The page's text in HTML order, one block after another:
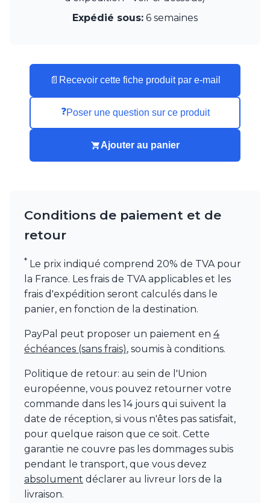
Original BTC
Quintiesse
Robers
Royal Botania
Sedap
Trilum
TUNTO
Vincent Sheppard
Visual Comfort&Co.
Watsberg
Expédié sous: 6 semaines
📄 Recevoir cette fiche produit par e-mail
❓Poser une question sur ce produit
Ajouter au panier
Conditions de paiement et de
retour
* Le prix indiqué comprend 20% de TVA pour
la France. Les frais de TVA applicables et les
frais d'expédition seront calculés dans le
panier, en fonction de la destination.
PayPal peut proposer un paiement en 4
échéances (sans frais), soumis à conditions.
Politique de retour: au sein de l'Union
européenne, vous pouvez retourner votre
commande dans les 14 jours qui suivent la
date de réception, si vous n'êtes pas satisfait,
pour quelque raison que ce soit. Cette
garantie ne couvre pas les dommages subis
pendant le transport, que vous devez
absolument déclarer au livreur lors de la
livraison.